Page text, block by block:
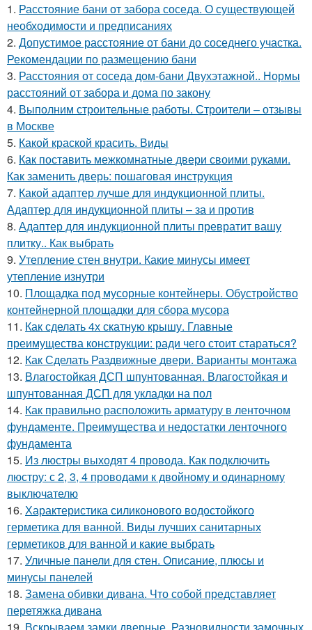
1. Расстояние бани от забора соседа. О существующей
необходимости и предписаниях
2. Допустимое расстояние от бани до соседнего участка.
Рекомендации по размещению бани
3. Расстояния от соседа дом-бани Двухэтажной.. Нормы
расстояний от забора и дома по закону
4. Выполним строительные работы. Строители – отзывы
в Москве
5. Какой краской красить. Виды
6. Как поставить межкомнатные двери своими руками.
Как заменить дверь: пошаговая инструкция
7. Какой адаптер лучше для индукционной плиты.
Адаптер для индукционной плиты – за и против
8. Адаптер для индукционной плиты превратит вашу
плитку.. Как выбрать
9. Утепление стен внутри. Какие минусы имеет
утепление изнутри
10. Площадка под мусорные контейнеры. Обустройство
контейнерной площадки для сбора мусора
11. Как сделать 4х скатную крышу. Главные
преимущества конструкции: ради чего стоит стараться?
12. Как Сделать Раздвижные двери. Варианты монтажа
13. Влагостойкая ДСП шпунтованная. Влагостойкая и
шпунтованная ДСП для укладки на пол
14. Как правильно расположить арматуру в ленточном
фундаменте. Преимущества и недостатки ленточного
фундамента
15. Из люстры выходят 4 провода. Как подключить
люстру: с 2, 3, 4 проводами к двойному и одинарному
выключателю
16. Характеристика силиконового водостойкого
герметика для ванной. Виды лучших санитарных
герметиков для ванной и какие выбрать
17. Уличные панели для стен. Описание, плюсы и
минусы панелей
18. Замена обивки дивана. Что собой представляет
перетяжка дивана